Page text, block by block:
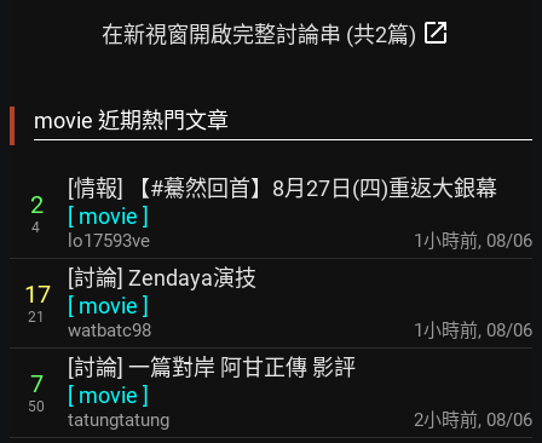
在新視窗開啟完整討論串 (共2篇) open_in_new
movie 近期熱門文章
2
4
[情報] 【#驀然回首】8月27日(四)重返大銀幕
[ movie ]
lo17593ve 1小時前, 08/06
17
21
[討論] Zendaya演技
[ movie ]
watbatc98 1小時前, 08/06
7
50
[討論] 一篇對岸 阿甘正傳 影評
[ movie ]
tatungtatung 2小時前, 08/06